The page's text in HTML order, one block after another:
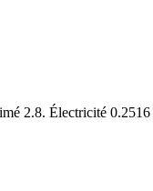
2.8. Électricité 0.2516